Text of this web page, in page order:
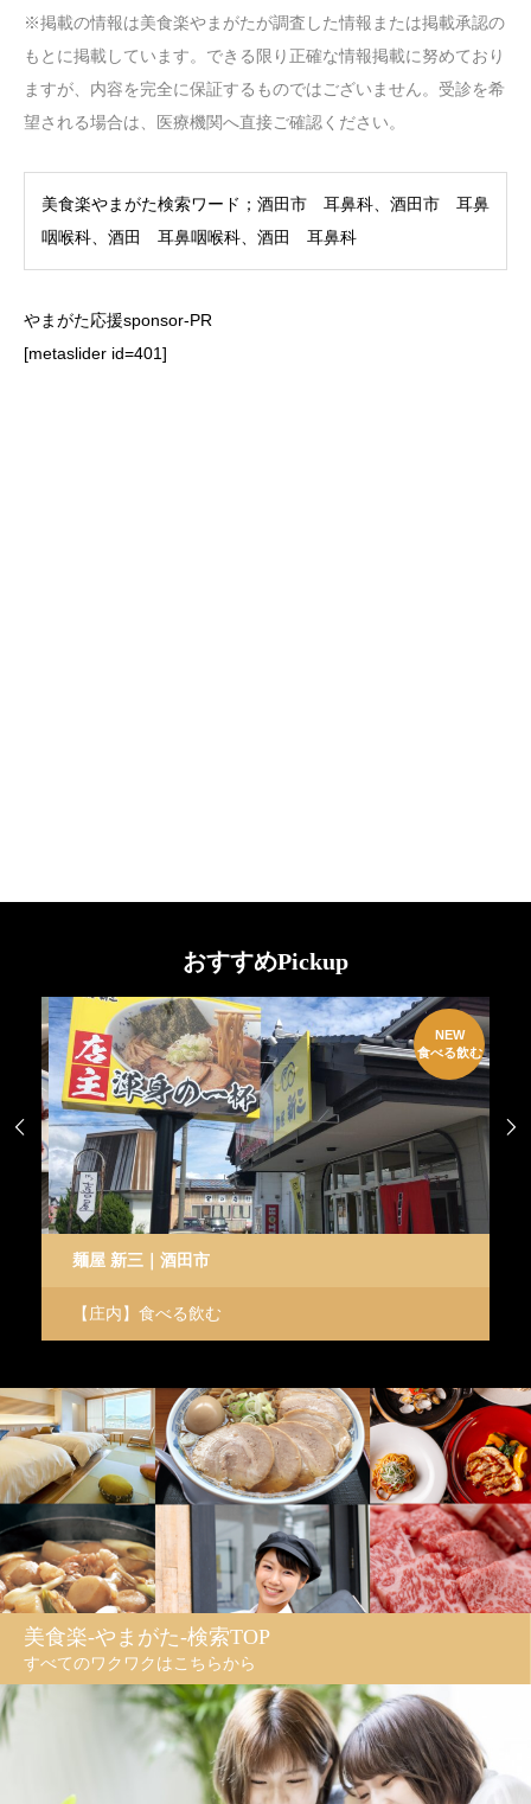
※掲載の情報は美食楽やまがたが調査した情報または掲載承認の
もとに掲載しています。できる限り正確な情報掲載に努めており
ますが、内容を完全に保証するものではございません。受診を希
望される場合は、医療機関へ直接ご確認ください。
美食楽やまがた検索ワード；酒田市 耳鼻科、酒田市 耳鼻
咽喉科、酒田 耳鼻咽喉科、酒田 耳鼻科
やまがた応援sponsor-PR
[metaslider id=401]
おすすめPickup
NEW
食べる飲む
麺屋 新三｜酒田市
【庄内】食べる飲む
 
美食楽-やまがた-検索TOP
すべてのワクワクはこちらから